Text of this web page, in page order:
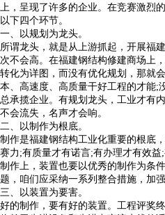
上，呈现了许多的企业。在竞赛激烈
以下四个环节。
一、以规划为龙头。
所谓龙头，就是从上游抓起，开展福
次不会高。在福建钢结构修建商场上
转化为详图，而没有优化规划，那就
本、高速度、高质量干好工程的才能;
总承揽企业。有规划龙头，工业才有
不会流失，名声才会响。
二、以制作为根底。
制作是福建钢结构工业化重要的根底
赛力;有质量才有诺言;有办理才有效
制作上，装置也要以优秀的制作为条
题，咱们应采纳一系列整合措施，加
三、以装置为要害。
好的制作，要有好的装置。工程评奖